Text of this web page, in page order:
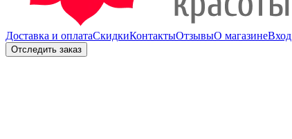
Доставка и оплатаСкидкиКонтактыОтзывыО магазинеВход
Отследить заказ